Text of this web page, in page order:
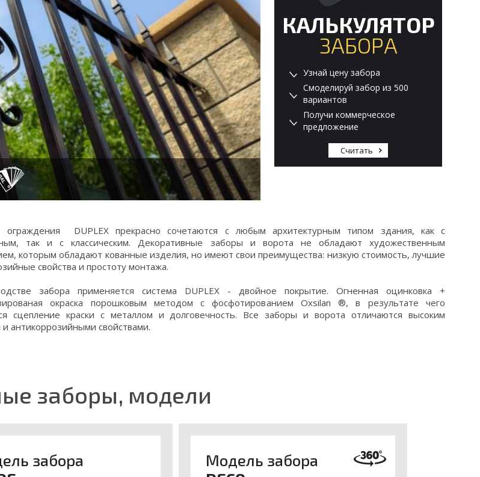
КАЛЬКУЛЯТОР
ЗАБОРА
Узнай цену забора
Смоделируй забор из 500
вариантов
Получи коммерческое
предложение
Считать
DUPLEХ прекрасно сочетаются с любым архитектурным типом здания, как с
так и с классическим. Декоративные заборы и ворота не обладают художественным
которым обладают кованные изделия, но имеют свои преимущества: низкую стоимость, лучшие
свойства и простоту монтажа.
забора применяется система DUPLEX - двойное покрытие. Огненная оцинковка +
окраска порошковым методом с фосфотированием Oxsilan ®, в результате чего
сцепление краски с металлом и долговечность. Все заборы и ворота отличаются высоким
и антикоррозийными свойствами.
заборы, модели
забора
Модель забора